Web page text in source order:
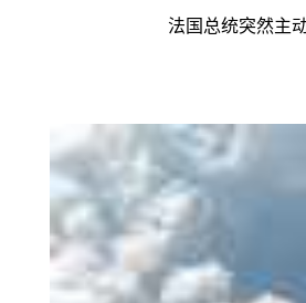
法国总统突然主